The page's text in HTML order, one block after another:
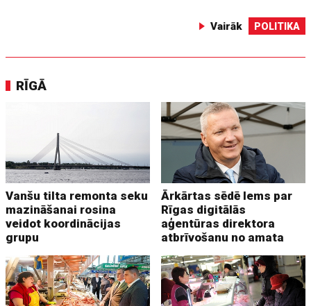
Vairāk POLITIKA
RĪGĀ
Vanšu tilta remonta seku
mazināšanai rosina
veidot koordinācijas
grupu
Ārkārtas sēdē lems par
Rīgas digitālās
aģentūras direktora
atbrīvošanu no amata